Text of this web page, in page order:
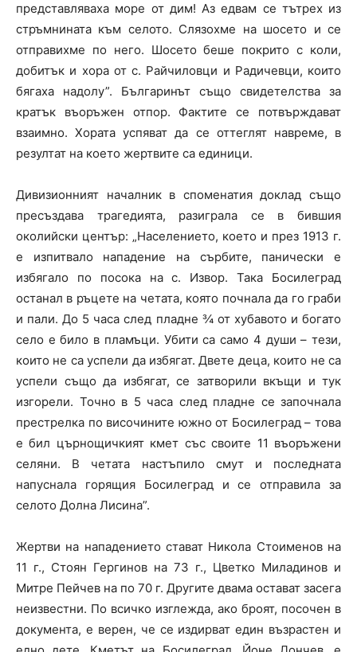
представляваха море от дим! Аз едвам се тътрех из
стръмнината към селото. Слязохме на шосето и се
отправихме по него. Шосето беше покрито с коли,
добитък и хора от с. Райчиловци и Радичевци, които
бягаха надолу”. Българинът също свидетелства за
кратък въоръжен отпор. Фактите се потвърждават
взаимно. Хората успяват да се оттеглят навреме, в
резултат на което жертвите са единици.
Дивизионният началник в споменатия доклад също
пресъздава трагедията, разиграла се в бившия
околийски център: „Населението, което и през 1913 г.
е изпитвало нападение на сърбите, панически е
избягало по посока на с. Извор. Така Босилеград
останал в ръцете на четата, която почнала да го граби
и пали. До 5 часа след пладне ¾ от хубавото и богато
село е било в пламъци. Убити са само 4 души – тези,
които не са успели да избягат. Двете деца, които не са
успели също да избягат, се затворили вкъщи и тук
изгорели. Точно в 5 часа след пладне се започнала
престрелка по височините южно от Босилеград – това
е бил църнощичкият кмет със своите 11 въоръжени
селяни. В четата настъпило смут и последната
напуснала горящия Босилеград и се отправила за
селото Долна Лисина”.
Жертви на нападението стават Никола Стоименов на
11 г., Стоян Гергинов на 73 г., Цветко Миладинов и
Митре Пейчев на по 70 г. Другите двама остават засега
неизвестни. По всичко изглежда, ако броят, посочен в
документа, е верен, че се издирват един възрастен и